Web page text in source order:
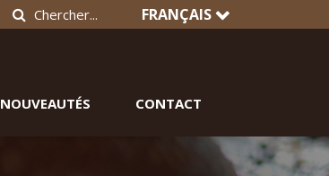
FRANÇAIS
NOUVEAUTÉS CONTACT